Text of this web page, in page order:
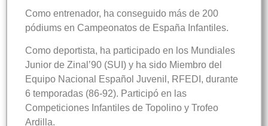
Como entrenador, ha conseguido más de 200
pódiums en Campeonatos de España Infantiles.
Como deportista, ha participado en los Mundiales
Junior de Zinal’90 (SUI) y ha sido Miembro del
Equipo Nacional Español Juvenil, RFEDI, durante
6 temporadas (86-92). Participó en las
Competiciones Infantiles de Topolino y Trofeo
Ardilla.